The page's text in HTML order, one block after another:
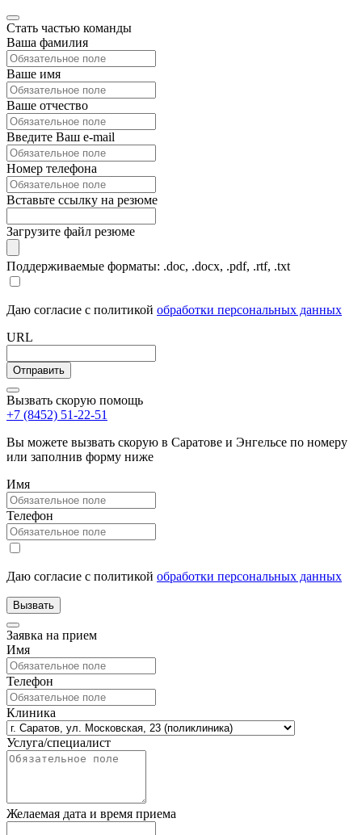
Стать частью команды
Ваша фамилия
Ваше имя
Ваше отчество
Введите Ваш e-mail
Номер телефона
Вставьте ссылку на резюме
Загрузите файл резюме
Поддерживаемые форматы: .doc, .docx, .pdf, .rtf, .txt
Даю согласие с политикой обработки персональных данных
URL
Вызвать скорую помощь
+7 (8452) 51-22-51
Вы можете вызвать скорую в Саратове и Энгельсе по номеру
или заполнив форму ниже
Имя
Телефон
Даю согласие с политикой обработки персональных данных
Заявка на прием
Имя
Телефон
Клиника
Услуга/специалист
Желаемая дата и время приема